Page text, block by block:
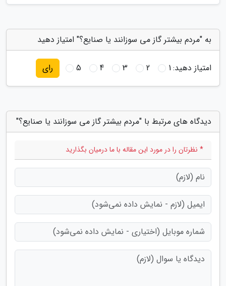
به "مردم بیشتر گاز می سوزانند یا صنایع؟" امتیاز دهید
امتیاز دهید:1
2
3
4
5 رای
دیدگاه های مرتبط با "مردم بیشتر گاز می سوزانند یا صنایع؟"
* نظرتان را در مورد این مقاله با ما درمیان بگذارید